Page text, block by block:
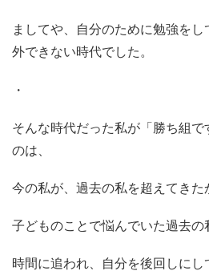
ましてや、自分のために勉強を
外できない時代でした。
・
そんな時代だった私が「勝ち組
のは、
今の私が、過去の私を超えてきた
子どものことで悩んでいた過去の
時間に追われ、自分を後回しにし